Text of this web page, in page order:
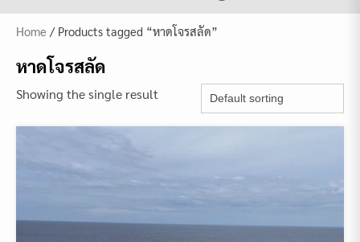
Home / Products tagged “หาดโจรสลัด”
หาดโจรสลัด
Showing the single result